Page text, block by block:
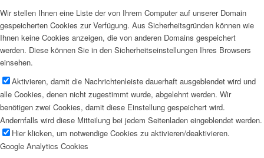
Wir stellen Ihnen eine Liste der von Ihrem Computer auf unserer Domain
gespeicherten Cookies zur Verfügung. Aus Sicherheitsgründen können wie
Ihnen keine Cookies anzeigen, die von anderen Domains gespeichert
werden. Diese können Sie in den Sicherheitseinstellungen Ihres Browsers
einsehen.
Aktivieren, damit die Nachrichtenleiste dauerhaft ausgeblendet wird und
alle Cookies, denen nicht zugestimmt wurde, abgelehnt werden. Wir
benötigen zwei Cookies, damit diese Einstellung gespeichert wird.
Andernfalls wird diese Mitteilung bei jedem Seitenladen eingeblendet werden.
Hier klicken, um notwendige Cookies zu aktivieren/deaktivieren.
Google Analytics Cookies